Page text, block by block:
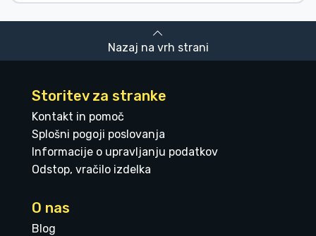
Nazaj na vrh strani
Storitev za stranke
Kontakt in pomoč
Splošni pogoji poslovanja
Informacije o upravljanju podatkov
Odstop, vračilo izdelka
O nas
Blog